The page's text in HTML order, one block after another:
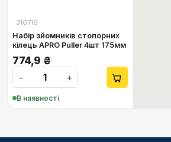
310716
Набір зйомників стопорних
кілець APRO Puller 4шт 175мм
774,9 ₴
−
+
В наявності